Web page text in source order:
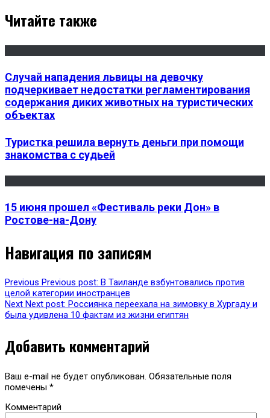
Читайте также
Случай нападения львицы на девочку
подчеркивает недостатки регламентирования
содержания диких животных на туристических
объектах
Туристка решила вернуть деньги при помощи
знакомства с судьей
15 июня прошел «Фестиваль реки Дон» в
Ростове-на-Дону
Навигация по записям
Previous Previous post: В Таиланде взбунтовались против
целой категории иностранцев
Next Next post: Россиянка переехала на зимовку в Хургаду и
была удивлена 10 фактам из жизни египтян
Добавить комментарий
Ваш e-mail не будет опубликован. Обязательные поля
помечены *
Комментарий